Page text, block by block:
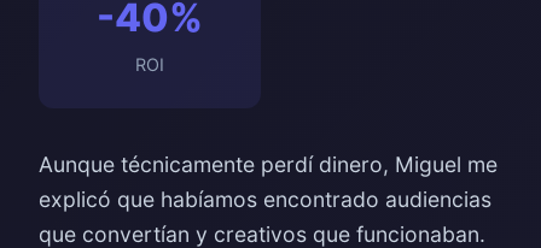
-40%
ROI
Aunque técnicamente perdí dinero, Miguel me
explicó que habíamos encontrado audiencias
que convertían y creativos que funcionaban.